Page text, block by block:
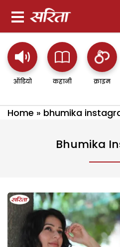
ऑडियो कहानी क्राइम
Home » bhumika
Bhumika